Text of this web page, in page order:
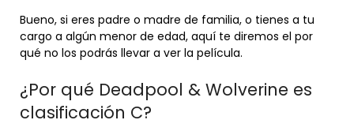
Bueno, si eres padre o madre de familia, o tienes a tu
cargo a algún menor de edad, aquí te diremos el por
qué no los podrás llevar a ver la película.
¿Por qué Deadpool & Wolverine es
clasificación C?